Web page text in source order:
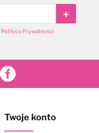
Subskrybuj
Polityce Prywatności
Twoje konto